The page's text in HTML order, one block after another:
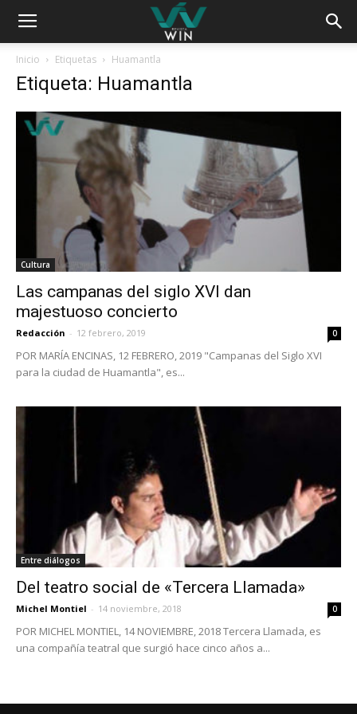
Inicio Etiquetas Huamantla
Etiqueta: Huamantla
Cultura
Las campanas del siglo XVI dan
majestuoso concierto
Redacción - 12 febrero, 2019 0
POR MARÍA ENCINAS, 12 FEBRERO, 2019 "Campanas del Siglo XVI
para la ciudad de Huamantla", es...
Entre diálogos
Del teatro social de «Tercera Llamada»
Michel Montiel - 14 noviembre, 2018 0
POR MICHEL MONTIEL, 14 NOVIEMBRE, 2018 Tercera Llamada, es
una compañía teatral que surgió hace cinco años a...